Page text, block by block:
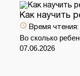
Как научить
Время чтения:
Во сколько
07.06.2026